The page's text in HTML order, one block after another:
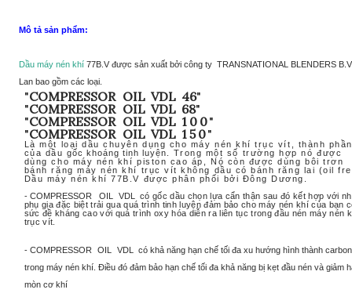
Mô tả sản phẩm:
Dầu máy nén khí 77B.V được sản xuất bởi công ty TRANSNATIONAL BLENDERS
Lan bao gồm các loại.
"COMPRESSOR OIL VDL 46"
"COMPRESSOR OIL VDL 68"
"COMPRESSOR OIL VDL 100"
"COMPRESSOR OIL VDL 150"
Là một loại dầu chuyên dụng cho máy nén khí trục vít, thành phần
của dầugốc khoáng tinh luyện.
Trong một số trường hợp nó được
dùng cho máy nén khí piston cao áp, Nó còn được dùng bôi trơn
bánh răng máy nén khí trục vít không dầu có bánh răng lai (oil
Dầu máy nén khí 77B.V được phân phối bởi Đông Dương.
- COMPRESSOR OIL VDL
có gốc dầu chọn lựa cẩn thận sau đó kết hợp với
phụ gia đặc biệt trải qua quá trình tinh luyện đảm bảo cho máy nén khí của bạn
sức đề kháng cao với quá trình oxy hóa diễn ra liên tục trong đầu nén máy nén
trục vít.
- COMPRESSOR OIL VDL
có khả năng hạn chế tối đa xu hướng hình thành carbon
trong máy nén khí. Điều đó đảm bảo hạn chế tối đa khả năng bị kẹt đầu nén và giảm
mòn cơ khí